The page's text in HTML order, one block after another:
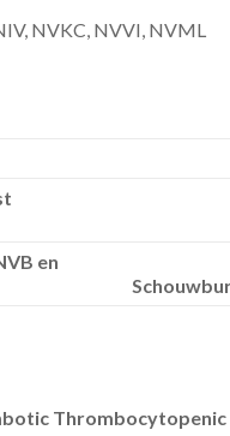
NVKC, NVVI, NVML
en
Thrombocytopenic